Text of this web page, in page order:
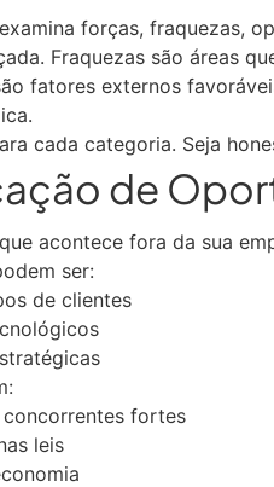
examina forças, fraquezas,
Fraquezas são áreas
fatores externos
cada categoria. Seja
de
acontece fora da sua
ser:
de clientes
concorrentes fortes
leis